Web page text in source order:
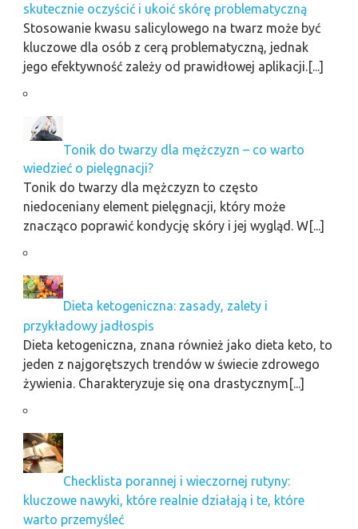
skutecznie oczyścić i ukoić skórę problematyczną
Stosowanie kwasu salicylowego na twarz może być
kluczowe dla osób z cerą problematyczną, jednak
jego efektywność zależy od prawidłowej aplikacji.[...]
Tonik do twarzy dla mężczyzn – co warto
wiedzieć o pielęgnacji?
Tonik do twarzy dla mężczyzn to często
niedoceniany element pielęgnacji, który może
znacząco poprawić kondycję skóry i jej wygląd. W[...]
Dieta ketogeniczna: zasady, zalety i
przykładowy jadłospis
Dieta ketogeniczna, znana również jako dieta keto, to
jeden z najgorętszych trendów w świecie zdrowego
żywienia. Charakteryzuje się ona drastycznym[...]
Checklista porannej i wieczornej rutyny:
kluczowe nawyki, które realnie działają i te, które
warto przemyśleć